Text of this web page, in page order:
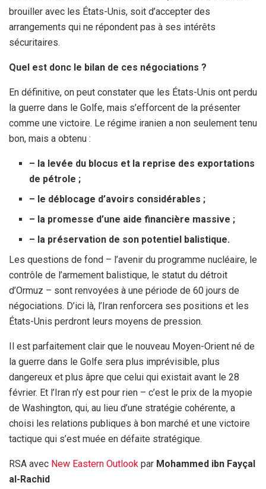
brouiller avec les États-Unis, soit d’accepter des
arrangements qui ne répondent pas à ses intérêts
sécuritaires.
Quel est donc le bilan de ces négociations ?
En définitive, on peut constater que les États-Unis ont perdu
la guerre dans le Golfe, mais s’efforcent de la présenter
comme une victoire. Le régime iranien a non seulement tenu
bon, mais a obtenu :
– la levée du blocus et la reprise des exportations
de pétrole ;
– le déblocage d’avoirs considérables ;
– la promesse d’une aide financière massive ;
– la préservation de son potentiel balistique.
Les questions de fond – l’avenir du programme nucléaire, le
contrôle de l’armement balistique, le statut du détroit
d’Ormuz – sont renvoyées à une période de 60 jours de
négociations. D’ici là, l’Iran renforcera ses positions et les
États-Unis perdront leurs moyens de pression.
Il est parfaitement clair que le nouveau Moyen-Orient né de
la guerre dans le Golfe sera plus imprévisible, plus
dangereux et plus âpre que celui qui existait avant le 28
février. Et l’Iran n’y est pour rien – c’est le prix de la myopie
de Washington, qui, au lieu d’une stratégie cohérente, a
choisi les relations publiques à bon marché et une victoire
tactique qui s’est muée en défaite stratégique.
RSA avec New Eastern Outlook par Mohammed ibn Fayçal
al-Rachid